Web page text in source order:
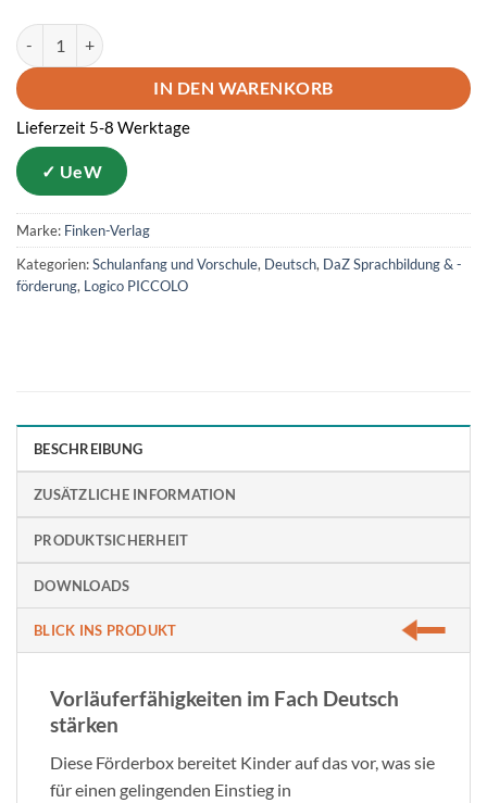
LOGICO PICCOLO - Deutsch Vorläuferfähigkeiten Menge
IN DEN WARENKORB
Lieferzeit 5-8 Werktage
Kategorien:Schulanfang und Vorschule, Deutsch, DaZ Sprachbildung & -
förderung, Logico PICCOLO
Marke: Finken-Verlag
BESCHREIBUNG
ZUSÄTZLICHE INFORMATION
PRODUKTSICHERHEIT
DOWNLOADS
BLICK INS PRODUKT
Vorläuferfähigkeiten im Fach Deutsch
stärken
Diese Förderbox bereitet Kinder auf das vor, was sie
für einen gelingenden Einstieg in